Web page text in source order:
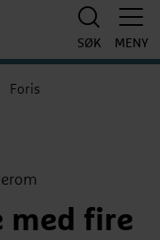
SØK MENY
Foris
soverom
med fire